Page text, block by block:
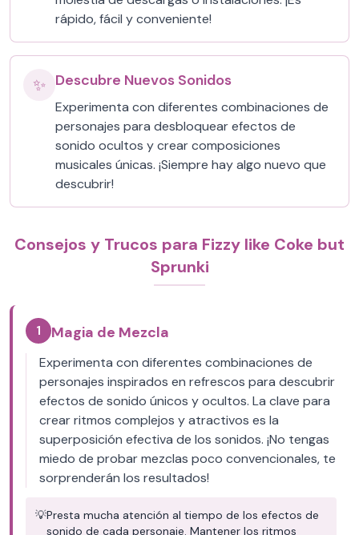
rápido, fácil y conveniente!
✨ Descubre Nuevos Sonidos
Experimenta con diferentes combinaciones de
personajes para desbloquear efectos de
sonido ocultos y crear composiciones
musicales únicas. ¡Siempre hay algo nuevo que
descubrir!
Consejos y Trucos para Fizzy like Coke but
Sprunki
1 Magia de Mezcla
Experimenta con diferentes combinaciones de
personajes inspirados en refrescos para descubrir
efectos de sonido únicos y ocultos. La clave para
crear ritmos complejos y atractivos es la
superposición efectiva de los sonidos. ¡No tengas
miedo de probar mezclas poco convencionales, te
sorprenderán los resultados!
💡Presta mucha atención al tiempo de los efectos de
sonido de cada personaje. Mantener los ritmos